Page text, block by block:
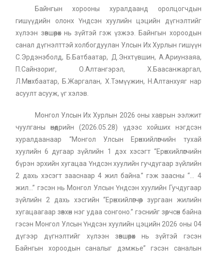
Байнгын хорооны хуралдаанд оролцогчдын
гишүүдийн олонх Үндсэн хуулийн цэцийн дүгнэлтийг
хүлээн зөвшөөрөх нь зүйтэй гэж үзжээ. Байнгын хороодын
санал дүгнэлттэй холбогдуулан Улсын Их Хурлын гишүүн
С.Эрдэнэболд, Б.Батбаатар, Д.Энхтүвшин, А.Ариунзаяа,
П.Сайнзориг, О.Алтангэрэл, Х.Баасанжаргал,
Л.Мөнхбаатар, Б.Жаргалан, Х.Тэмүүжин, Н.Алтанхуяг нар
асуулт асууж, үг хэлэв.
Монгол Улсын Их Хурлын 2026 оны хаврын ээлжит
чуулганы өнөөдрийн (2026.05.28) үдээс хойших нэгдсэн
хуралдаанаар “Монгол Улсын Ерөнхийлөгчийн тухай
хуулийн 6 дугаар зүйлийн 1 дэх хэсэгт “Ерөнхийлөгчийн
бүрэн эрхийн хугацаа Үндсэн хуулийн гучдугаар зүйлийн
2 дахь хэсэгт зааснаар 4 жил байна.” гэж заасны “… 4
жил…” гэсэн нь Монгол Улсын Үндсэн хуулийн Гучдугаар
зүйлийн 2 дахь хэсгийн “Ерөнхийлөгчөөр зургаан жилийн
хугацаагаар зөвхөн нэг удаа сонгоно.” гэснийг зөрчсөн байна
гэсэн Монгол Улсын Үндсэн хуулийн цэцийн 2026 оны 04
дүгээр дүгнэлтийг хүлээн зөвшөөрөх нь зүйтэй гэсэн
Байнгын хороодын саналыг дэмжье” гэсэн саналын